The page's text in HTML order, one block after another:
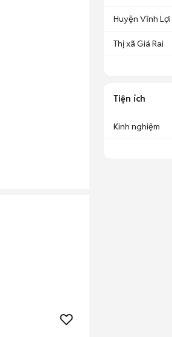
Huyện Vĩnh Lợi
Thị xã Giá Rai
Tiện ích
Kinh nghiệm